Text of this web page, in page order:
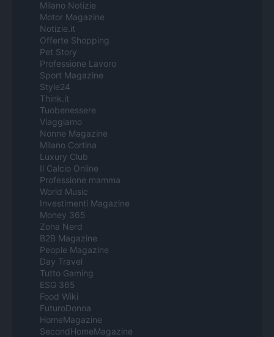
Milano Notizie
Motor Magazine
Notizie.it
Offerte Shopping
Pet Story
Professione Lavoro
Sport Magazine
Style24
Think.it
Tuobenessere
Viaggiamo
Nonne Magazine
Milano Cortina
Luxury Club
Il Calcio Online
Professione mamma
World Music
Investimenti Magazine
Money 365
Zona Nerd
B2B Magazine
People Magazine
Day Travel
Tutto Gaming
ESG 365
Food Wiki
FuturoDonna
HomeMagazine
SecondHomeMagazine